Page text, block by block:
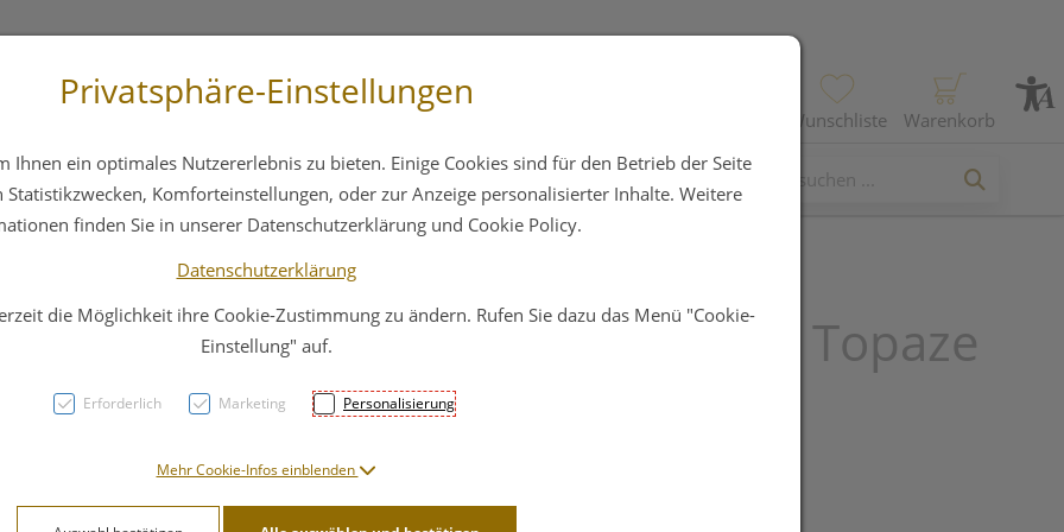
Wunschliste Warenkorb
Hautpflege Familie Nahrungsergänzung
Vitry Nagellacke : Topaze
4ml
7,60 EUR
Privatsphäre-Einstellungen
Ihnen ein optimales Nutzererlebnis zu bieten. Einige Cookies sind für den Betrieb der Seite
Komforteinstellungen, oder zur Anzeige personalisierter Inhalte. Weitere
finden Sie in unserer Datenschutzerklärung und Cookie Policy.
Datenschutzerklärung
die Möglichkeit ihre Cookie-Zustimmung zu ändern. Rufen Sie dazu das Menü "Cookie-
Einstellung" auf.
Erforderlich Marketing Personalisierung
Mehr Cookie-Infos einblenden